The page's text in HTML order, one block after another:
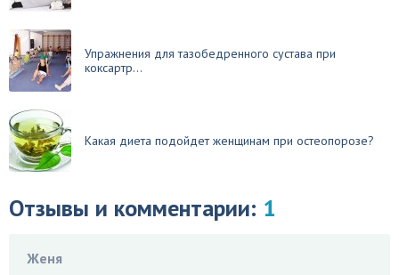
Упражнения для тазобедренного сустава при
коксартр...
Какая диета подойдет женщинам при остеопорозе?
Отзывы и комментарии: 1
Женя